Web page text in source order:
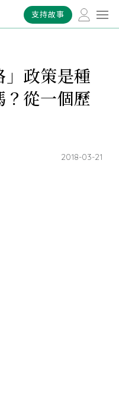
支持故事
政策是種
從一個歷
2018-03-21